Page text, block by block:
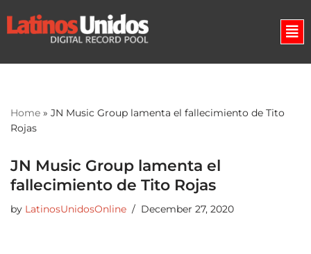
Skip
Home » JN Music Group lamenta el fallecimiento de Tito
Rojas
JN Music Group lamenta el
fallecimiento de Tito Rojas
by LatinosUnidosOnline December 27, 2020